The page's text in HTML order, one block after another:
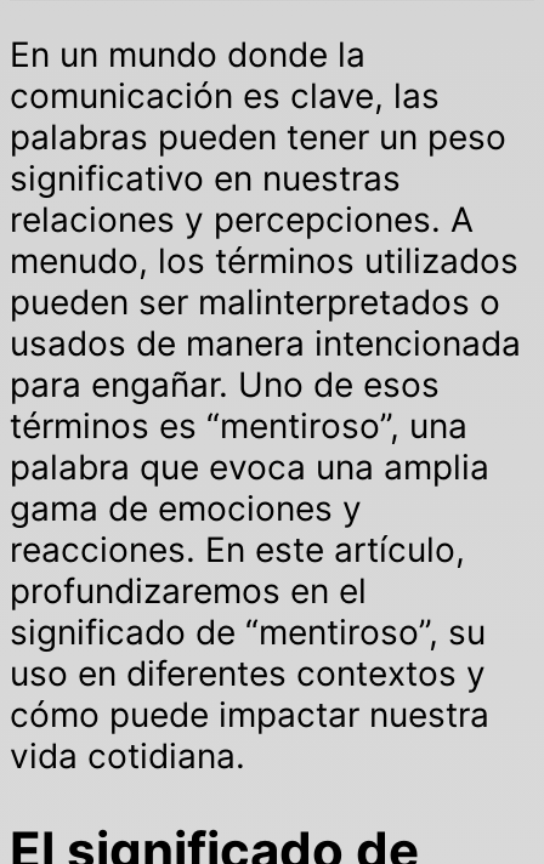
En un mundo donde la
comunicación es clave, las
palabras pueden tener un peso
significativo en nuestras
relaciones y percepciones. A
menudo, los términos utilizados
pueden ser malinterpretados o
usados de manera intencionada
para engañar. Uno de esos
términos es “mentiroso”, una
palabra que evoca una amplia
gama de emociones y
reacciones. En este artículo,
profundizaremos en el
significado de “mentiroso”, su
uso en diferentes contextos y
cómo puede impactar nuestra
vida cotidiana.
El significado de